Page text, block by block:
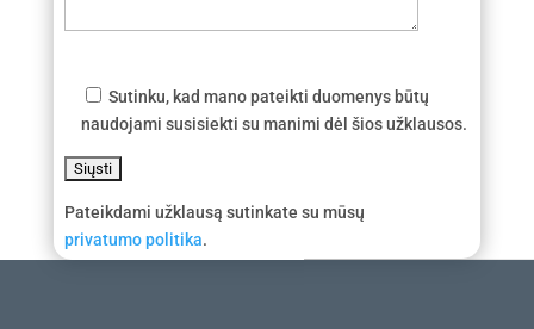
Sutinku, kad mano pateikti duomenys būtų
naudojami susisiekti su manimi dėl šios užklausos.
Pateikdami užklausą sutinkate su mūsų
privatumo politika.